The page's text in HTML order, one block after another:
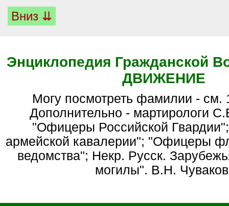
Вниз ⇊
Энциклопедия Гражданской
ДВИЖЕНИЕ
Могу посмотреть фамилии - см.
Дополнительно - мартирологи
"Офицеры Российской
армейской кавалерии"; "Офицеры
ведомства"; Некр. Русск.
могилы". В.Н.